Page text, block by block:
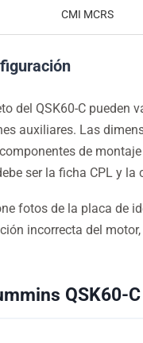
CMI MCRS
del QSK60-C pueden
auxiliares. Las
de
ser la ficha CPL y
fotos de la placa de
incorrecta del
QSK60-C